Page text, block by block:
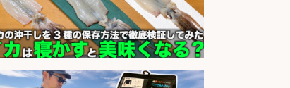
店長候補募集
会社名
魚と肴 いとおかし 魚と肴 いとお
かし
sponsored by 求人ボックス